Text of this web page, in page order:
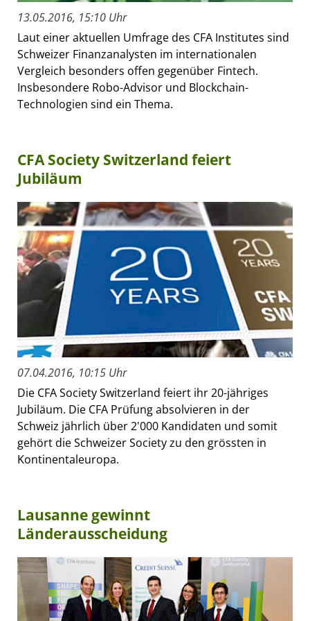
13.05.2016, 15:10 Uhr
Laut einer aktuellen Umfrage des CFA Institutes sind
Schweizer Finanzanalysten im internationalen
Vergleich besonders offen gegenüber Fintech.
Insbesondere Robo-Advisor und Blockchain-
Technologien sind ein Thema.
CFA Society Switzerland feiert
Jubiläum
07.04.2016, 10:15 Uhr
Die CFA Society Switzerland feiert ihr 20-jähriges
Jubiläum. Die CFA Prüfung absolvieren in der
Schweiz jährlich über 2'000 Kandidaten und somit
gehört die Schweizer Society zu den grössten in
Kontinentaleuropa.
Lausanne gewinnt
Länderausscheidung